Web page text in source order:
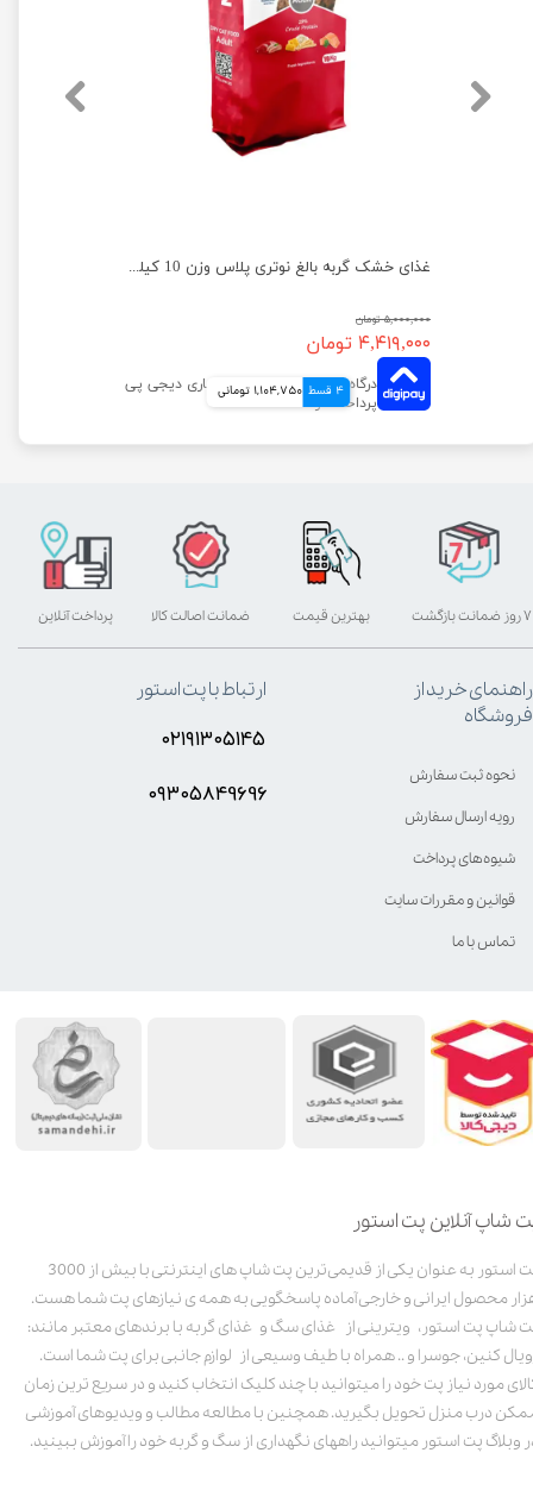
غذای خشک گربه بالغ نوتری پلاس وزن 10 کیلوگرم
۵,۰۰۰,۰۰۰ تومان
۴,۴۱۹,۰۰۰ تومان
4 قسط 1,104,750 تومانی
شاپ آنلاین پت استور
پت استور به عنوان یکی از قدیمی‌ترین پت شاپ های اینترنتی با بیش از 3000
محصول ایرانی و خارجی آماده پاسخگویی به همه ی نیازهای پت شما هست.
شاپ پت استور، ویترینی از غذای سگ و غذای گربه با برندهای معتبر مانند:
کنین، جوسرا و .. همراه با طیف وسیعی از لوازم جانبی برای پت شما است.
مورد نیاز پت خود را میتوانید با چند کلیک انتخاب کنید و در سریع ترین زمان
درب منزل تحویل بگیرید. همچنین با مطالعه مطالب و ویدیوهای آموزشی
وبلاگ پت استور میتوانید راههای نگهداری از سگ و گربه خود را آموزش ببینید.
بهترین قیمت پرداخت آنلاین ۷ روز ضمانت بازگشت ضمانت اصالت کالا
راهنمای خرید از
فروشگاه
نحوه ثبت سفارش
رویه ارسال سفارش
شیوه‌های پرداخت
قوانین و مقررات سایت
تماس با ما
ارتباط با پت استور
۰۲۱۹۱۳۰۵۱۴۵
۰۹۳۰۵8۴9696